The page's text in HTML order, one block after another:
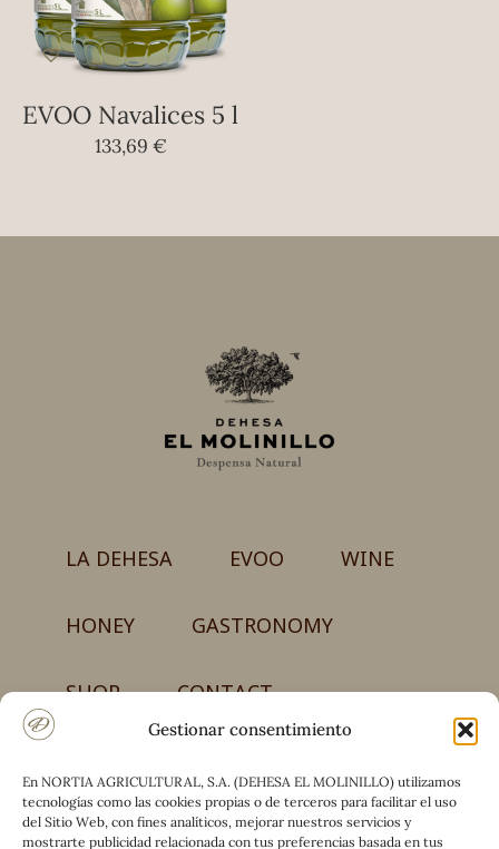
Gestionar consentimiento
En NORTIA AGRICULTURAL, S.A. (DEHESA EL MOLINILLO) utilizamos
tecnologías como las cookies propias o de terceros para facilitar el uso
del Sitio Web, con fines analíticos, mejorar nuestros servicios y
mostrarte publicidad relacionada con tus preferencias basada en tus
EVOO Navalices 5 l
133,69 €
LA DEHESA EVOO WINE
HONEY GASTRONOMY
SHOP CONTACT
NORTIA AGRICULTURAL, S.A.
Carretera CM-4017, km 50 – Finca el Molinillo
13194 Retuerta del Bullaque (Ciudad Real)